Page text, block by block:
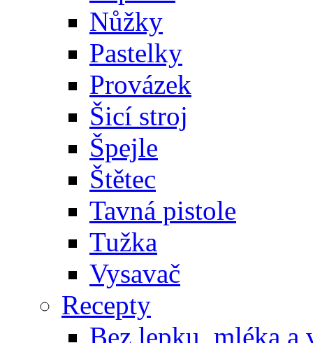
Nůžky
Pastelky
Provázek
Šicí stroj
Špejle
Štětec
Tavná pistole
Tužka
Vysavač
Recepty
Bez lepku, mléka a